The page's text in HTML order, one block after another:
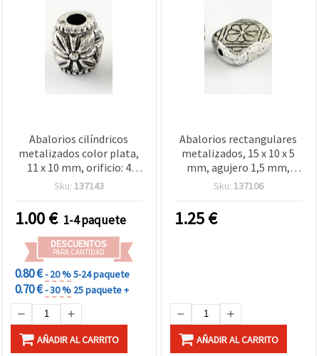
Abalorios cilíndricos
metalizados color plata,
11 x 10 mm, orificio: 4
mm, 20 g (≈34 uds) para
Sku: 137143
1.00€ 1-4 paquete
DESCUENTOS
PARA CANTIDAD
0.80 €- 20 %5-24 paquete
0.70 €- 30 % 25 paquete +
AÑADIR AL CARRITO
Abalorios rectangulares
metalizados, 15 x 10 x 5
mm, agujero 1,5 mm,
color plata, 50 g (aprox.
manualidades
Sku: 137106
1.25€
AÑADIR AL CARRITO